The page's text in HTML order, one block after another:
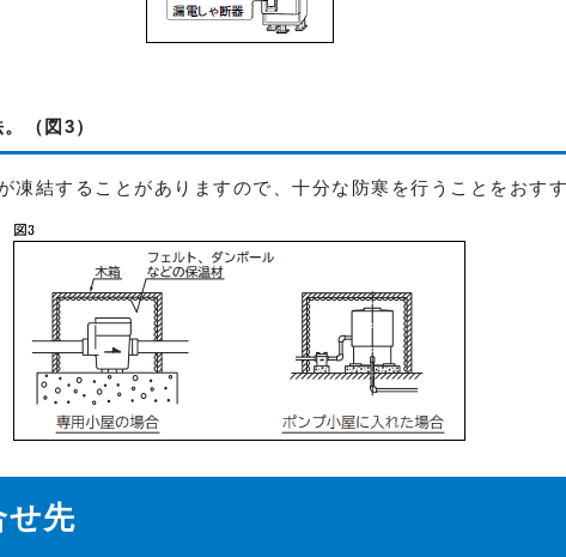
（図3）
凍結することがありますので、十分な防寒を行うことをおすす
せ先